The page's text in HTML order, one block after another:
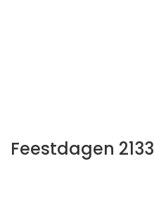
Feestdagen 2133